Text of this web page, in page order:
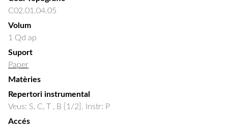
C02.01.04.05
Volum
1 Qd ap
Suport
Paper
Matèries
Repertori instrumental
Veus: S, C, T , B [1/2]. Instr: P
Accés